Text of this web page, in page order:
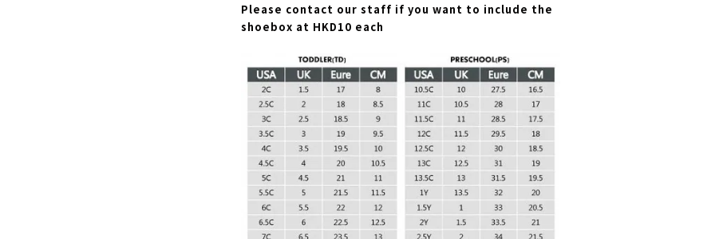
Please contact our staff if you want to include the
shoebox at HKD10 each